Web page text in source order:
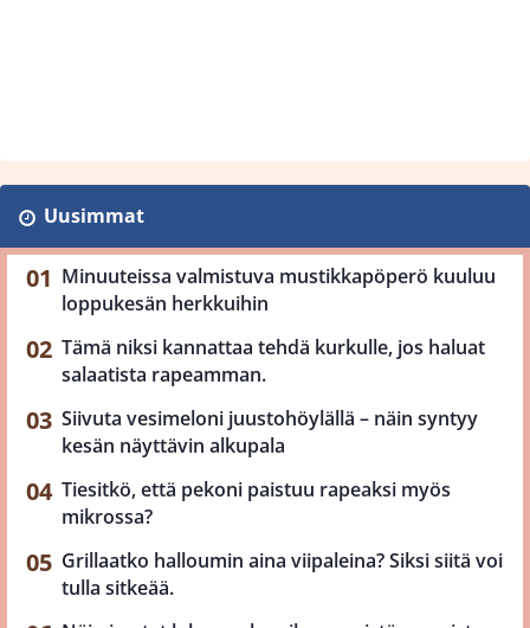
Uusimmat
Minuuteissa valmistuva mustikkapöperö kuuluu
loppukesän herkkuihin
Tämä niksi kannattaa tehdä kurkulle, jos haluat
salaatista rapeamman.
Siivuta vesimeloni juustohöylällä – näin syntyy
kesän näyttävin alkupala
Tiesitkö, että pekoni paistuu rapeaksi myös
mikrossa?
Grillaatko halloumin aina viipaleina? Siksi siitä voi
tulla sitkeää.